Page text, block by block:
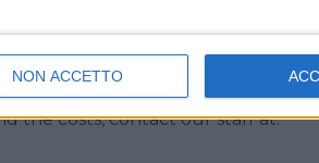
NON ACCETTO
on the
media profiles.
the costs, contact our staff at: